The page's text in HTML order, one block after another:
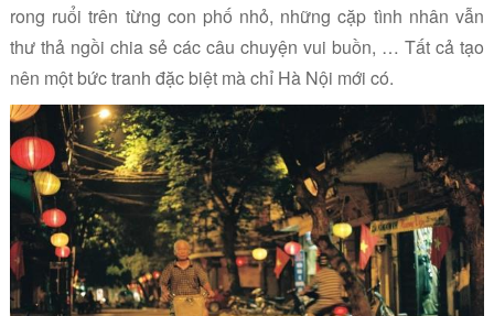
rong ruổi trên từng con phố nhỏ, những cặp tình nhân vẫn
thư thả ngồi chia sẻ các câu chuyện vui buồn, … Tất cả tạo
nên một bức tranh đặc biệt mà chỉ Hà Nội mới có.